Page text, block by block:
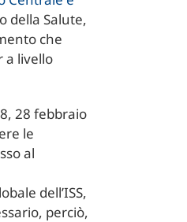
della Salute,
che
a livello
28 febbraio
le
al
dell’ISS,
perciò,